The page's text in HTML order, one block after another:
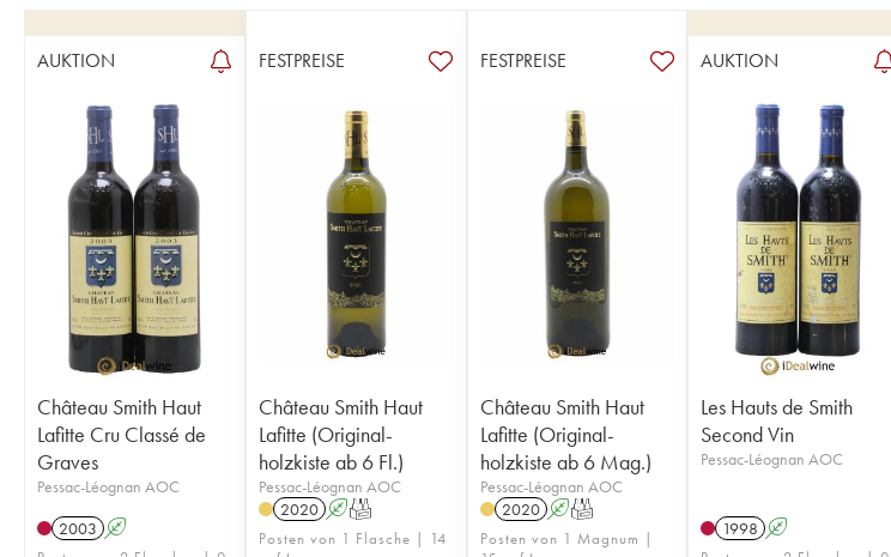
AUKTION
Château Smith Haut
Lafitte Cru Classé de
Graves
Pessac-Léognan AOC
2003 A
FESTPREISE
Château Smith Haut
Lafitte (Original-
holzkiste ab 6 Fl.)
Pessac-Léognan AOC
2020 AT
Posten von 1 Flasche | 14
FESTPREISE
Château Smith Haut
Lafitte (Original-
holzkiste ab 6 Mag.)
Pessac-Léognan AOC
2020 AT
Posten von 1 Magnum |
AUKTION
Les Hauts de Smith
Second Vin
Pessac-Léognan AOC
1998 A